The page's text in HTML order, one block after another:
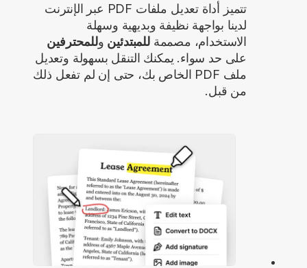
تتميز أداة تعديل ملفات PDF عبر الإنترنت
لدينا بواجهة نظيفة وبديهية وسهلة
الاستخدام، مصممةللمبتدئين وللمحترفين
على حد سواء. يمكنك التنقل بسهولة وتعديل
ملف PDF الخاص بك، حتى إن لم تفعل ذلك
من قبل.